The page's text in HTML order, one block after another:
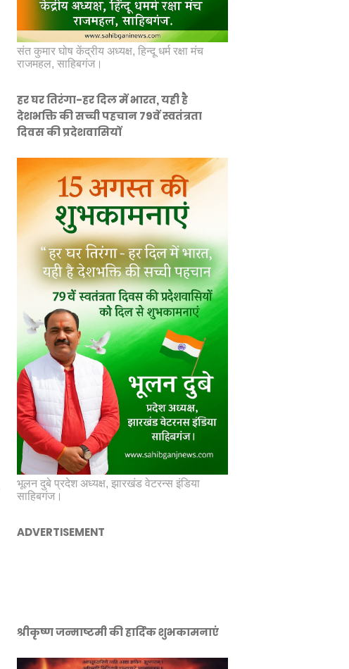
संत कुमार घोष केंद्रीय अध्यक्ष, हिन्दू धर्म रक्षा मंच
राजमहल, साहिबगंज।
हर घर तिरंगा-हर दिल में भारत, यही है
देशभक्ति की सच्ची पहचान 79वें स्वतंत्रता
दिवस की प्रदेशवासियों
भूलन दुबे प्रदेश अध्यक्ष, झारखंड वेटरन्स इंडिया
साहिबगंज।
ADVERTISEMENT
श्रीकृष्ण जन्माष्टमी की हार्दिक शुभकामनाएं